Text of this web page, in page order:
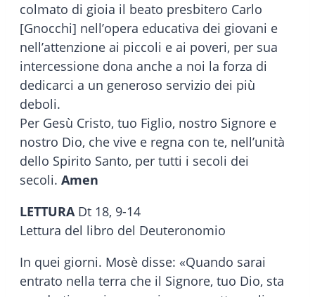
colmato di gioia il beato presbitero Carlo
[Gnocchi] nell’opera educativa dei giovani e
nell’attenzione ai piccoli e ai poveri, per sua
intercessione dona anche a noi la forza di
dedicarci a un generoso servizio dei più
deboli.
Per Gesù Cristo, tuo Figlio, nostro Signore e
nostro Dio, che vive e regna con te, nell’unità
dello Spirito Santo, per tutti i secoli dei
secoli. Amen
LETTURADt 18, 9-14
Lettura del libro del Deuteronomio
In quei giorni. Mosè disse: «Quando sarai
entrato nella terra che il Signore, tuo Dio, sta